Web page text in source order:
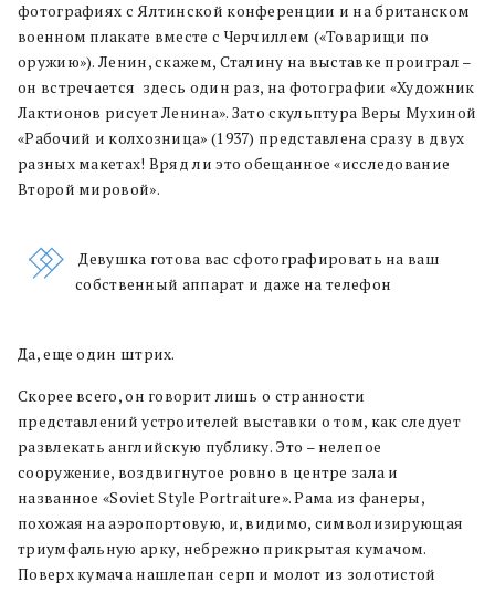
фотографиях с Ялтинской конференции и на британском
военном плакате вместе с Черчиллем («Товарищи по
оружию»). Ленин, скажем, Сталину на выставке проиграл –
он встречается здесь один раз, на фотографии «Художник
Лактионов рисует Ленина». Зато скульптура Веры Мухиной
«Рабочий и колхозница» (1937) представлена сразу в двух
разных макетах! Вряд ли это обещанное «исследование
Второй мировой».
Девушка готова вас сфотографировать на ваш
собственный аппарат и даже на телефон
Да, еще один штрих.
Скорее всего, он говорит лишь о странности
представлений устроителей выставки о том, как следует
развлекать английскую публику. Это – нелепое
сооружение, воздвигнутое ровно в центре зала и
названное «Soviet Style Portraiture». Рама из фанеры,
похожая на аэропортовую, и, видимо, символизирующая
триумфальную арку, небрежно прикрытая кумачом.
Поверх кумача нашлепан серп и молот из золотистой